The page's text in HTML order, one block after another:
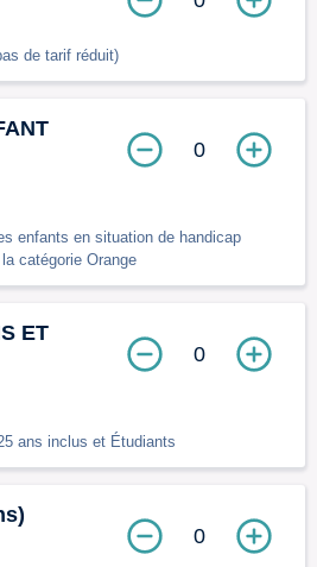
de tarif réduit)
enfants en situation de handicap
catégorie Orange
0
ET
ans inclus et Étudiants
0
0